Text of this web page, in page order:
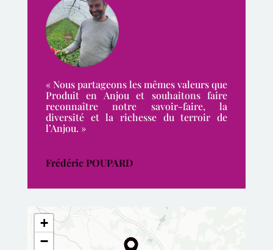
« Nous partageons les mêmes valeurs que
Produit en Anjou et souhaitons faire
reconnaître notre savoir-faire, la
diversité et la richesse du terroir de
l’Anjou. »
Frédéric POUPARD
+
−